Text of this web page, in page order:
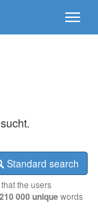
Standard search
the users
210 000 uniquewords